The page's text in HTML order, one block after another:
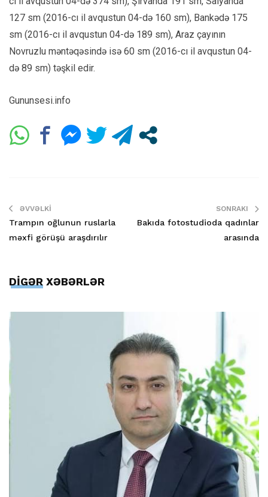
127 sm (2016-cı il avqustun 04-də 160 sm), Bankədə 175
sm (2016-cı il avqustun 04-də 189 sm), Araz çayının
Novruzlu məntəqəsində isə 60 sm (2016-cı il avqustun 04-
də 89 sm) təşkil edir.
Gununsesi.info
ƏVVƏLKI
Trampın oğlunun ruslarla
məxfi görüşü araşdırılır
SONRAKI
Bakıda fotostudioda qadınlar
arasında
DİGƏR XƏBƏRLƏR